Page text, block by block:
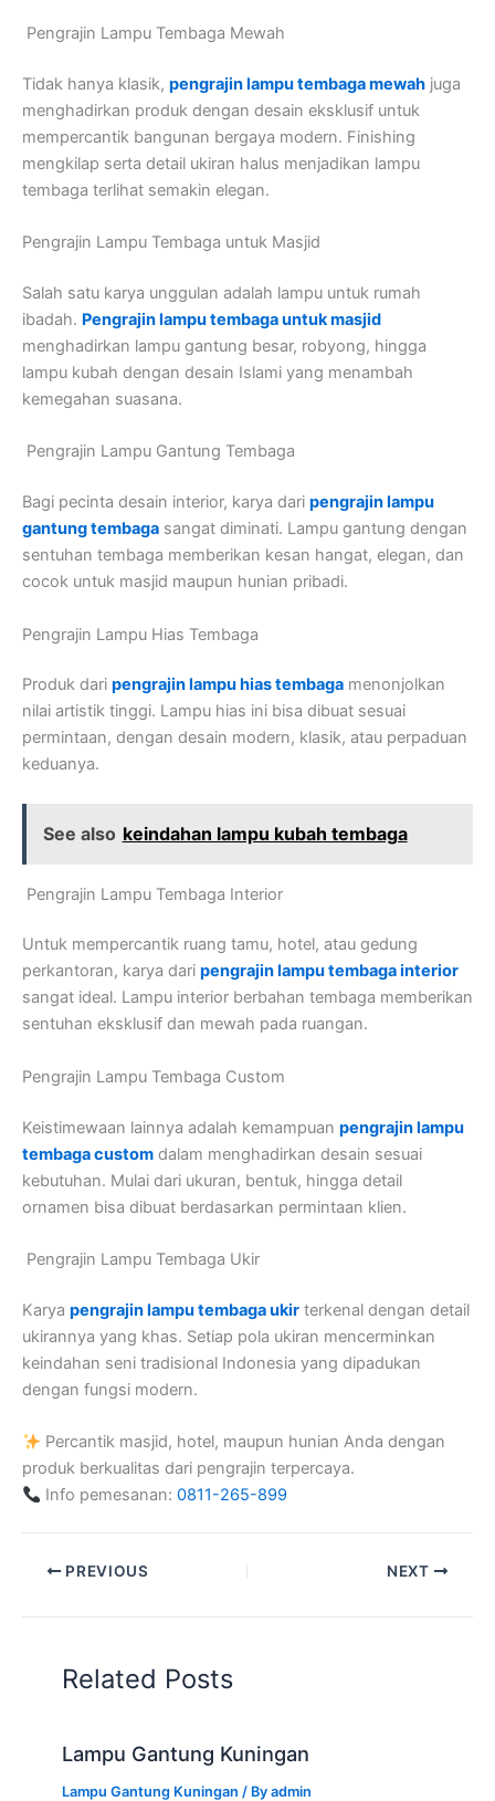
Pengrajin Lampu Tembaga Mewah
Tidak hanya klasik, pengrajin lampu tembaga mewah juga
menghadirkan produk dengan desain eksklusif untuk
mempercantik bangunan bergaya modern. Finishing
mengkilap serta detail ukiran halus menjadikan lampu
tembaga terlihat semakin elegan.
Pengrajin Lampu Tembaga untuk Masjid
Salah satu karya unggulan adalah lampu untuk rumah
ibadah. Pengrajin lampu tembaga untuk masjid
menghadirkan lampu gantung besar, robyong, hingga
lampu kubah dengan desain Islami yang menambah
kemegahan suasana.
Pengrajin Lampu Gantung Tembaga
Bagi pecinta desain interior, karya dari pengrajin lampu
gantung tembaga sangat diminati. Lampu gantung dengan
sentuhan tembaga memberikan kesan hangat, elegan, dan
cocok untuk masjid maupun hunian pribadi.
Pengrajin Lampu Hias Tembaga
Produk dari pengrajin lampu hias tembaga menonjolkan
nilai artistik tinggi. Lampu hias ini bisa dibuat sesuai
permintaan, dengan desain modern, klasik, atau perpaduan
keduanya.
See also keindahan lampu kubah tembaga
Pengrajin Lampu Tembaga Interior
Untuk mempercantik ruang tamu, hotel, atau gedung
perkantoran, karya dari pengrajin lampu tembaga interior
sangat ideal. Lampu interior berbahan tembaga memberikan
sentuhan eksklusif dan mewah pada ruangan.
Pengrajin Lampu Tembaga Custom
Keistimewaan lainnya adalah kemampuan pengrajin lampu
tembaga custom dalam menghadirkan desain sesuai
kebutuhan. Mulai dari ukuran, bentuk, hingga detail
ornamen bisa dibuat berdasarkan permintaan klien.
Pengrajin Lampu Tembaga Ukir
Karya pengrajin lampu tembaga ukir terkenal dengan detail
ukirannya yang khas. Setiap pola ukiran mencerminkan
keindahan seni tradisional Indonesia yang dipadukan
dengan fungsi modern.
Percantik masjid, hotel, maupun hunian Anda dengan
produk berkualitas dari pengrajin terpercaya.
Info pemesanan: 0811-265-899
PREVIOUS NEXT
Related Posts
Lampu Gantung Kuningan
Lampu Gantung Kuningan / Byadmin